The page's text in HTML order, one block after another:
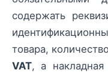
содержать
товара,
VAT, а